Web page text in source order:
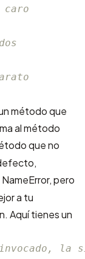
caro
método que
al método
que no
pero
a tu
Aquí tienes un
la